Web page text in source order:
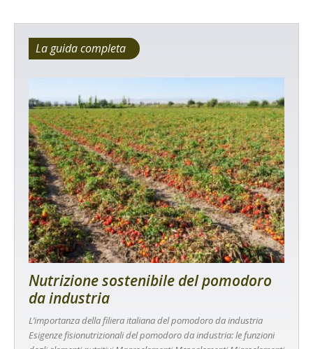
La guida completa
Nutrizione sostenibile del pomodoro
da industria
L’importanza della filiera italiana del pomodoro da industria
Esigenze fisionutrizionali del pomodoro da industria: le funzioni